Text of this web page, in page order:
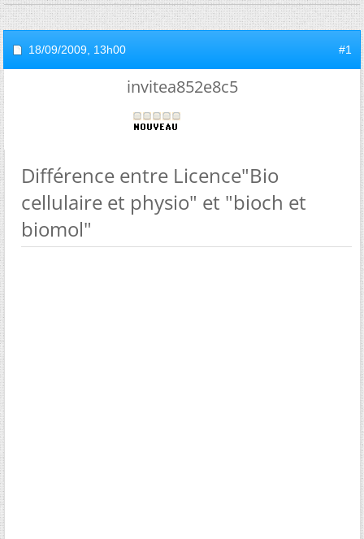
18/09/2009, 13h00 #1
invitea852e8c5
Différence entre Licence"Bio
cellulaire et physio" et "bioch et
biomol"